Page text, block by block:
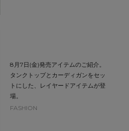
8月7日(金)発売アイテムのご紹介。
タンクトップとカーディガンをセッ
トにした、レイヤードアイテムが登
場。
FASHION